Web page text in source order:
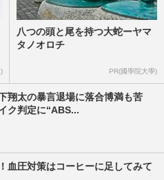
八つの頭と尾を持つ大蛇ーヤマ
タノオロチ
PR(國學院大學)
翔太の暴言退場に落合博満も苦
ク判定に“ABS...
血圧対策はコーヒーに足してみて